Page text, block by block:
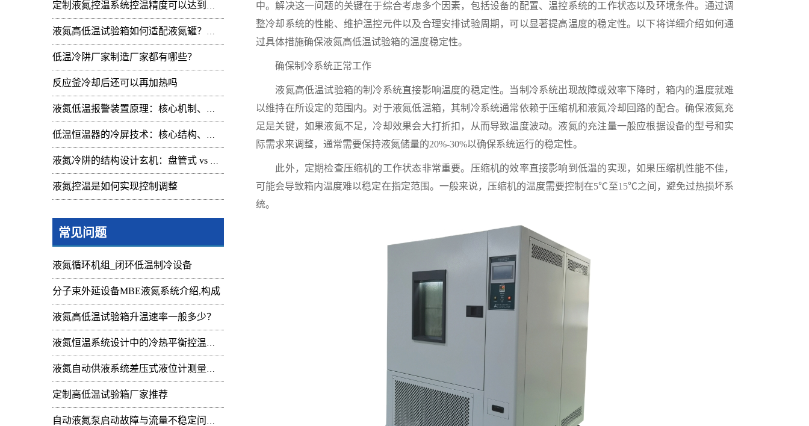
定制液氮控温系统控温精度可以达到的范围及应用
液氮高低温试验箱如何适配液氮罐？核心要点与实操指南
低温冷阱厂家制造厂家都有哪些？
反应釜冷却后还可以再加热吗
液氮低温报警装置原理：核心机制、组成与应用解析
低温恒温器的冷屏技术：核心结构、功能与设计解析
液氮冷阱的结构设计玄机：盘管式 vs 腔体式，哪种捕集效率更高
液氮控温是如何实现控制调整
常见问题
液氮循环机组_闭环低温制冷设备
分子束外延设备MBE液氮系统介绍,构成
液氮高低温试验箱升温速率一般多少？
液氮恒温系统设计中的冷热平衡控温难点
液氮自动供液系统差压式液位计测量值周期性
定制高低温试验箱厂家推荐
自动液氮泵启动故障与流量不稳定问题：技术排查
中。解决这一问题的关键在于综合考虑多个因素，包括设备的配置、温控系统的工作状态以及环境条件。通过调
整冷却系统的性能、维护温控元件以及合理安排试验周期，可以显著提高温度的稳定性。以下将详细介绍如何通
过具体措施确保液氮高低温试验箱的温度稳定性。
确保制冷系统正常工作
液氮高低温试验箱的制冷系统直接影响温度的稳定性。当制冷系统出现故障或效率下降时，箱内的温度就难
以维持在所设定的范围内。对于液氮低温箱，其制冷系统通常依赖于压缩机和液氮冷却回路的配合。确保液氮充
足是关键，如果液氮不足，冷却效果会大打折扣，从而导致温度波动。液氮的充注量一般应根据设备的型号和实
际需求来调整，通常需要保持液氮储量的20%-30%以确保系统运行的稳定性。
此外，定期检查压缩机的工作状态非常重要。压缩机的效率直接影响到低温的实现，如果压缩机性能不佳，
可能会导致箱内温度难以稳定在指定范围。一般来说，压缩机的温度需要控制在5℃至15℃之间，避免过热损坏系
统。